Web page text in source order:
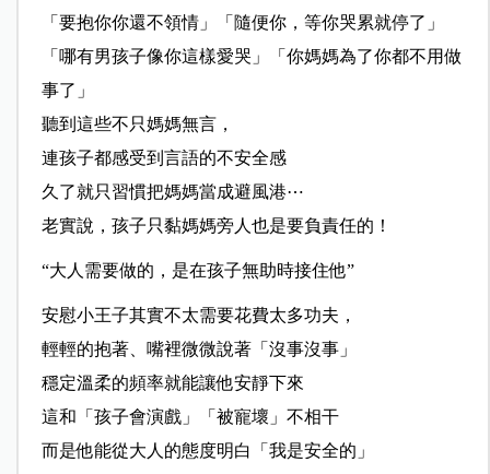
「要抱你你還不領情」「隨便你，等你哭累就停了」
「哪有男孩子像你這樣愛哭」「你媽媽為了你都不用做
事了」
聽到這些不只媽媽無言，
連孩子都感受到言語的不安全感
久了就只習慣把媽媽當成避風港⋯
老實說，孩子只黏媽媽旁人也是要負責任的！
“大人需要做的，是在孩子無助時接住他”
安慰小王子其實不太需要花費太多功夫，
輕輕的抱著、嘴裡微微說著「沒事沒事」
穩定溫柔的頻率就能讓他安靜下來
這和「孩子會演戲」「被寵壞」不相干
而是他能從大人的態度明白「我是安全的」